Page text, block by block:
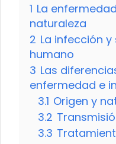
1 La
naturaleza
2 La infección
humano
3 Las
enfermedad e
3.1 Origen y
3.2
3.3